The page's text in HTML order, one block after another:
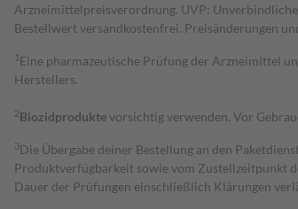
Arzneimittelpreisverordnung. UVP: Unverbindliche
Bestell­wert versand­kosten­frei. Preisänderungen
1 Eine pharmazeutische Prüfung der Arzneimittel
Herstellers.
2Biozidproduktevorsichtig verwenden. Vor
3Die Übergabe deiner Bestellung an den
Produktverfügbarkeit sowie vom Zustellzeitpunkt
Dauer der Prüfungen einschließlich Klärungen